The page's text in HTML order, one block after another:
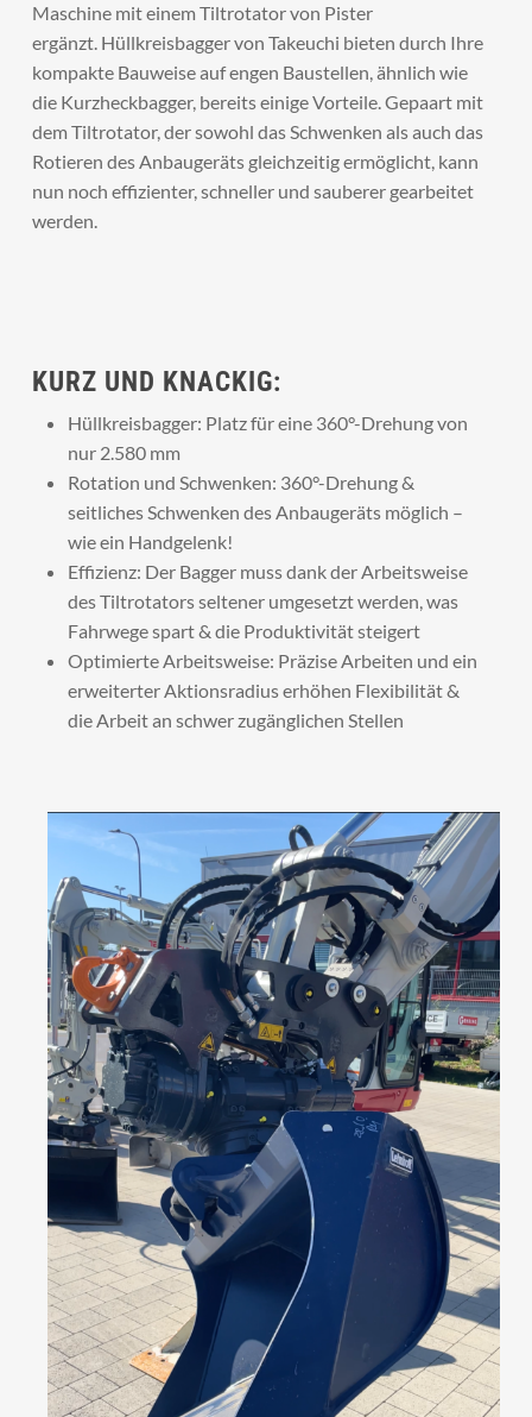
Maschine mit einem Tiltrotator von Pister
ergänzt. Hüllkreisbagger von Takeuchi bieten durch Ihre
kompakte Bauweise auf engen Baustellen, ähnlich wie
die Kurzheckbagger, bereits einige Vorteile. Gepaart mit
dem Tiltrotator, der sowohl das Schwenken als auch das
Rotieren des Anbaugeräts gleichzeitig ermöglicht, kann
nun noch effizienter, schneller und sauberer gearbeitet
werden.
KURZ UND KNACKIG:
Hüllkreisbagger: Platz für eine 360°-Drehung von
nur 2.580 mm
Rotation und Schwenken: 360°-Drehung &
seitliches Schwenken des Anbaugeräts möglich –
wie ein Handgelenk!
Effizienz: Der Bagger muss dank der Arbeitsweise
des Tiltrotators seltener umgesetzt werden, was
Fahrwege spart & die Produktivität steigert
Optimierte Arbeitsweise: Präzise Arbeiten und ein
erweiterter Aktionsradius erhöhen Flexibilität &
die Arbeit an schwer zugänglichen Stellen